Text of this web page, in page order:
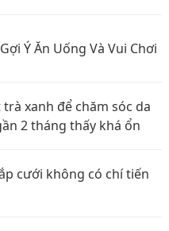
Ý Ăn Uống Và Vui Chơi
xanh để chăm sóc da
2 tháng thấy khá ổn
cưới không có chí tiến